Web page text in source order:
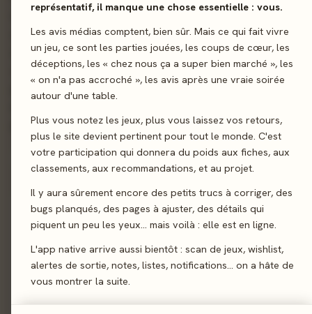
représentatif, il manque une chose essentielle : vous.
Les avis médias comptent, bien sûr. Mais ce qui fait vivre
un jeu, ce sont les parties jouées, les coups de cœur, les
déceptions, les « chez nous ça a super bien marché », les
« on n'a pas accroché », les avis après une vraie soirée
autour d'une table.
Plus vous notez les jeux, plus vous laissez vos retours,
plus le site devient pertinent pour tout le monde. C'est
votre participation qui donnera du poids aux fiches, aux
classements, aux recommandations, et au projet.
Il y aura sûrement encore des petits trucs à corriger, des
bugs planqués, des pages à ajuster, des détails qui
piquent un peu les yeux… mais voilà : elle est en ligne.
L'app native arrive aussi bientôt : scan de jeux, wishlist,
alertes de sortie, notes, listes, notifications… on a hâte de
vous montrer la suite.
USA.... Vous dirigerez une entreprise voulant se faire une
sur le marché féroce de l'industrie automobile tout en
d'attirer de nouveaux acheteurs. Par ailleurs, votre voiture de
course participera aux premiers Grands Prix, mettant en
puissance de vos moteurs. Recrutez les ingénieurs et
partie !
Collection Pose d’ouvriers
Sortie 18 octobre